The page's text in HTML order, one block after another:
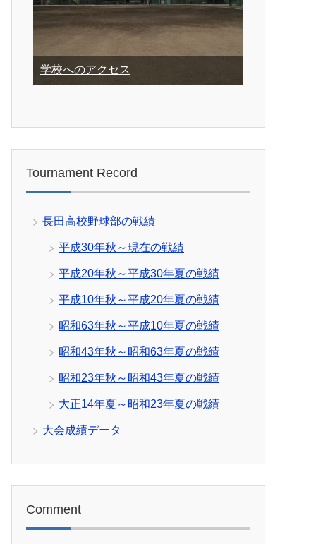
学校へのアクセス
Tournament Record
長田高校野球部の戦績
平成30年秋～現在の戦績
平成20年秋～平成30年夏の戦績
平成10年秋～平成20年夏の戦績
昭和63年秋～平成10年夏の戦績
昭和43年秋～昭和63年夏の戦績
昭和23年秋～昭和43年夏の戦績
大正14年夏～昭和23年夏の戦績
大会成績データ
Comment